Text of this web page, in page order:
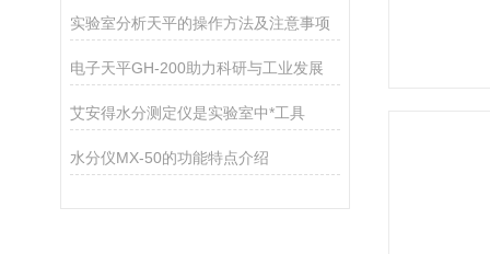
实验室分析天平的操作方法及注意事项
电子天平GH-200助力科研与工业发展
艾安得水分测定仪是实验室中*工具
水分仪MX-50的功能特点介绍